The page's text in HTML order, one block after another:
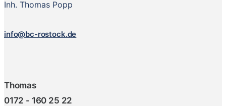
Inh. Thomas Popp
info@bc-rostock.de
Thomas
0172 - 160 25 22